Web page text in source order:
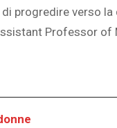
progredire verso la
Professor